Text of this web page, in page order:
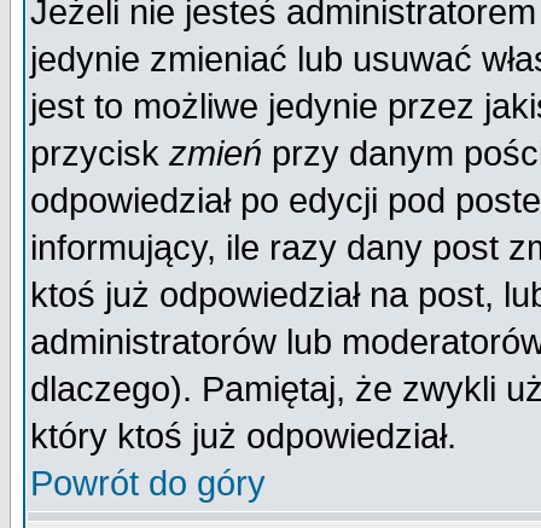
Jeżeli nie jesteś
jedynie zmieniać lub usuwać
jest to możliwe jedynie przez
przycisk zmień przy danym
odpowiedział po edycji pod
informujący, ile razy dany post
ktoś już odpowiedział na post,
administratorów lub
dlaczego). Pamiętaj, że zwykli
który ktoś już odpowiedział.
Powrót do góry